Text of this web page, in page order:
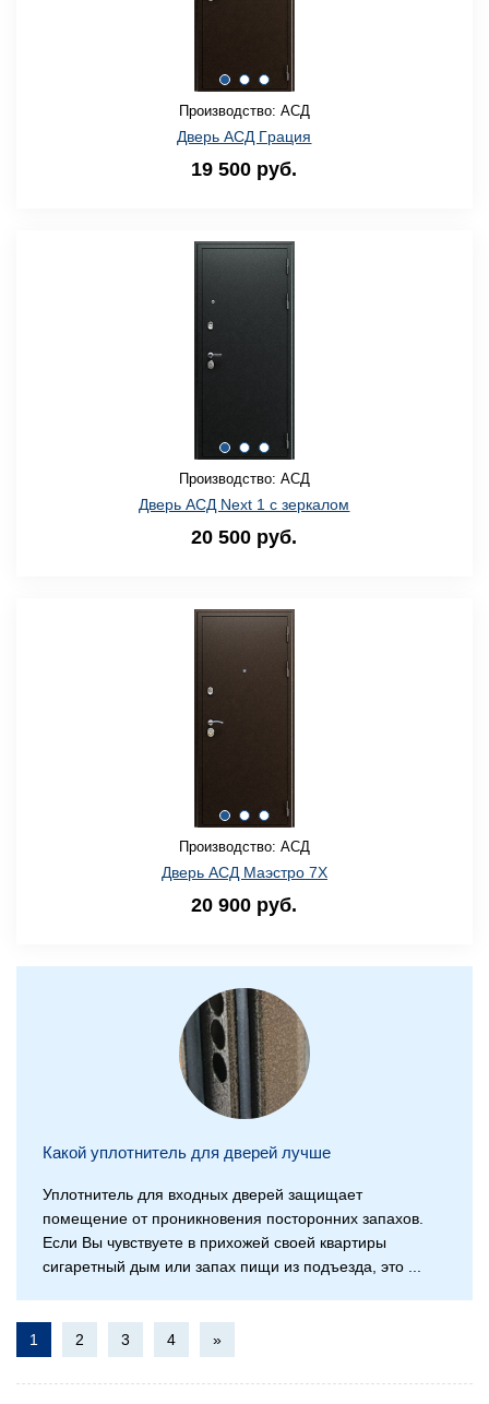
Производство: АСД
Дверь АСД Гpация
19 500 руб.
Производство: АСД
Дверь АСД Next 1 с зеркалом
20 500 руб.
Производство: АСД
Дверь АСД Маэстро 7Х
20 900 руб.
Какой уплотнитель для дверей лучше
Уплотнитель для входных дверей защищает
помещение от проникновения посторонних запахов.
Если Вы чувствуете в прихожей своей квартиры
сигаретный дым или запах пищи из подъезда, это ...
1 2 3 4 »